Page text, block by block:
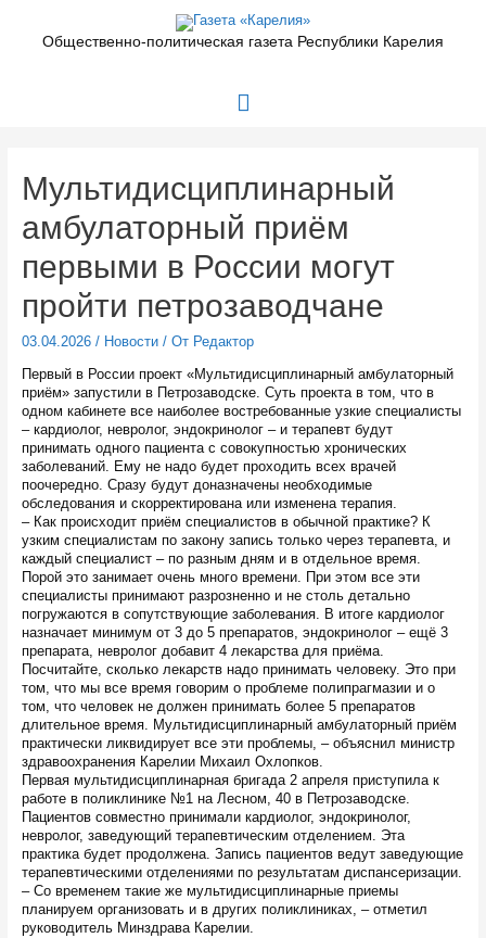
содержимомуОбщественно-политическая газета Республики Карелия
Главное
Мультидисциплинарный
амбулаторный приём
первыми в России могут
пройти петрозаводчане
03.04.2026/ Новости/ От Редактор
Первый в России проект «Мультидисциплинарный амбулаторный
приём» запустили в Петрозаводске. Суть проекта в том, что в
одном кабинете все наиболее востребованные узкие специалисты
– кардиолог, невролог, эндокринолог – и терапевт будут
принимать одного пациента с совокупностью хронических
заболеваний. Ему не надо будет проходить всех врачей
поочередно. Сразу будут доназначены необходимые
обследования и скорректирована или изменена терапия.
– Как происходит приём специалистов в обычной практике? К
узким специалистам по закону запись только через терапевта, и
каждый специалист – по разным дням и в отдельное время.
Порой это занимает очень много времени. При этом все эти
специалисты принимают разрозненно и не столь детально
погружаются в сопутствующие заболевания. В итоге кардиолог
назначает минимум от 3 до 5 препаратов, эндокринолог – ещё 3
препарата, невролог добавит 4 лекарства для приёма.
Посчитайте, сколько лекарств надо принимать человеку. Это при
том, что мы все время говорим о проблеме полипрагмазии и о
том, что человек не должен принимать более 5 препаратов
длительное время. Мультидисциплинарный амбулаторный приём
практически ликвидирует все эти проблемы, – объяснил министр
здравоохранения Карелии Михаил Охлопков.
Первая мультидисциплинарная бригада 2 апреля приступила к
работе в поликлинике №1 на Лесном, 40 в Петрозаводске.
Пациентов совместно принимали кардиолог, эндокринолог,
невролог, заведующий терапевтическим отделением. Эта
практика будет продолжена. Запись пациентов ведут заведующие
терапевтическими отделениями по результатам диспансеризации.
– Со временем такие же мультидисциплинарные приемы
планируем организовать и в других поликлиниках, – отметил
руководитель Минздрава Карелии.